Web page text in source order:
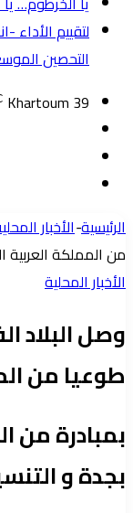
لتقييم الأداء
التحصين
Khartoum 39
جانبيالرئيسية-الأخبار
من المملكة العربية
الأخبار المحلية
وصل البلاد
طوعيا من
بمبادرة من
بجدة و